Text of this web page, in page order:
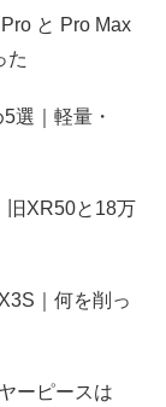
と Pro Max
た
選｜軽量・
旧XR50と18万
｜何を削っ
ーピースは